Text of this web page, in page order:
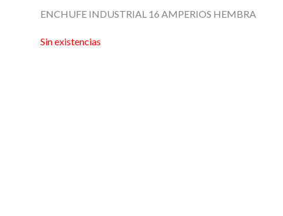
ENCHUFE INDUSTRIAL 16 AMPERIOS HEMBRA
Sin existencias